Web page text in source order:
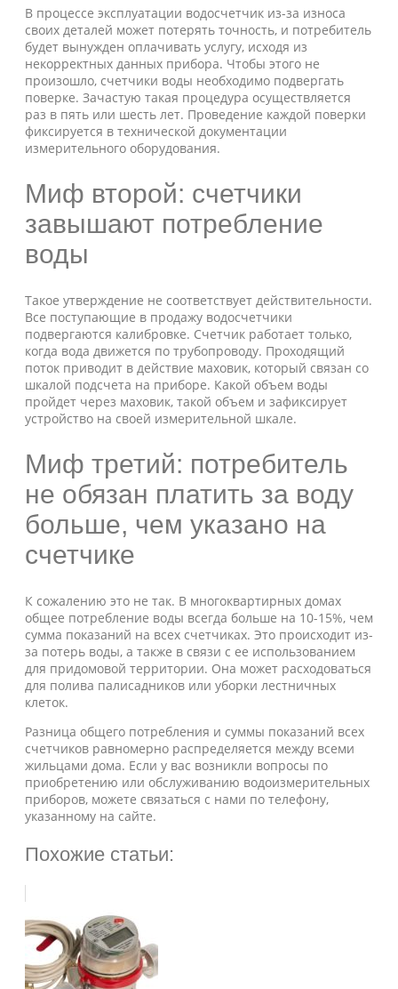
В процессе эксплуатации водосчетчик из-за износа
своих деталей может потерять точность, и потребитель
будет вынужден оплачивать услугу, исходя из
некорректных данных прибора. Чтобы этого не
произошло, счетчики воды необходимо подвергать
поверке. Зачастую такая процедура осуществляется
раз в пять или шесть лет. Проведение каждой поверки
фиксируется в технической документации
измерительного оборудования.
Миф второй: счетчики
завышают потребление
воды
Такое утверждение не соответствует действительности.
Все поступающие в продажу водосчетчики
подвергаются калибровке. Счетчик работает только,
когда вода движется по трубопроводу. Проходящий
поток приводит в действие маховик, который связан со
шкалой подсчета на приборе. Какой объем воды
пройдет через маховик, такой объем и зафиксирует
устройство на своей измерительной шкале.
Миф третий: потребитель
не обязан платить за воду
больше, чем указано на
счетчике
К сожалению это не так. В многоквартирных домах
общее потребление воды всегда больше на 10-15%, чем
сумма показаний на всех счетчиках. Это происходит из-
за потерь воды, а также в связи с ее использованием
для придомовой территории. Она может расходоваться
для полива палисадников или уборки лестничных
клеток.
Разница общего потребления и суммы показаний всех
счетчиков равномерно распределяется между всеми
жильцами дома. Если у вас возникли вопросы по
приобретению или обслуживанию водоизмерительных
приборов, можете связаться с нами по телефону,
указанному на сайте.
Похожие статьи: